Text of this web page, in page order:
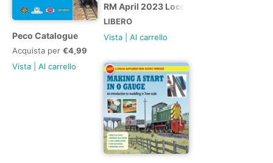
Peco Catalogue
Acquista per €4,99
Vista
Al carrello
RM April 2023 Locomotives Booklet
LIBERO
Vista
Al carrello